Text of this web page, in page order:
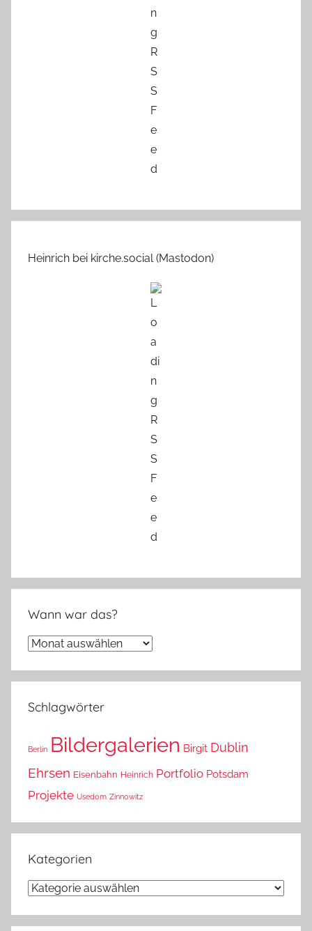
Heinrich bei kirche.social (Mastodon)
Wann war das?
Wann
das?
Schlagwörter
Berlin Bildergalerien Birgit Dublin
Ehrsen Eisenbahn Heinrich Portfolio Potsdam
Projekte Usedom Zinnowitz
Kategorien
Kategorien